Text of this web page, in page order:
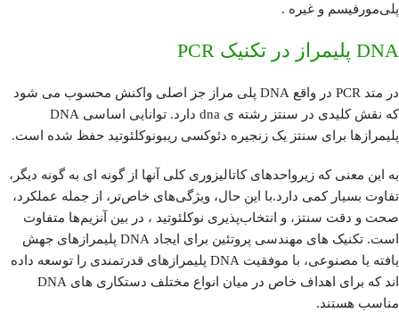
پلی‌مورفیسم و ​​غیره .
DNA پلیمراز در تکنیک PCR
در متد PCR در واقع DNA پلی مراز جز اصلی واکنش محسوب می شود
که نقش کلیدی در سنتز رشته ی dna دارد. توانایی اساسی DNA
پلیمرازها برای سنتز یک زنجیره دئوکسی ریبونوکلئوتید حفظ شده است.
به این معنی که زیرواحدهای کاتالیزوری کلی آنها از گونه ای به گونه دیگر،
تفاوت بسیار کمی دارد.با این حال، ویژگی‌های خاص‌تر، از جمله عملکرد،
صحت و دقت سنتز، و انتخاب‌پذیری نوکلئوتید ، در بین آنزیم‌ها متفاوت
است. تکنیک های مهندسی پروتئین برای ایجاد DNA پلیمرازهای جهش
یافته یا مصنوعی، با موفقیت DNA پلیمرازهای قدرتمندی را توسعه داده
اند که برای اهداف خاص در میان انواع مختلف دستکاری های DNA
مناسب هستند.